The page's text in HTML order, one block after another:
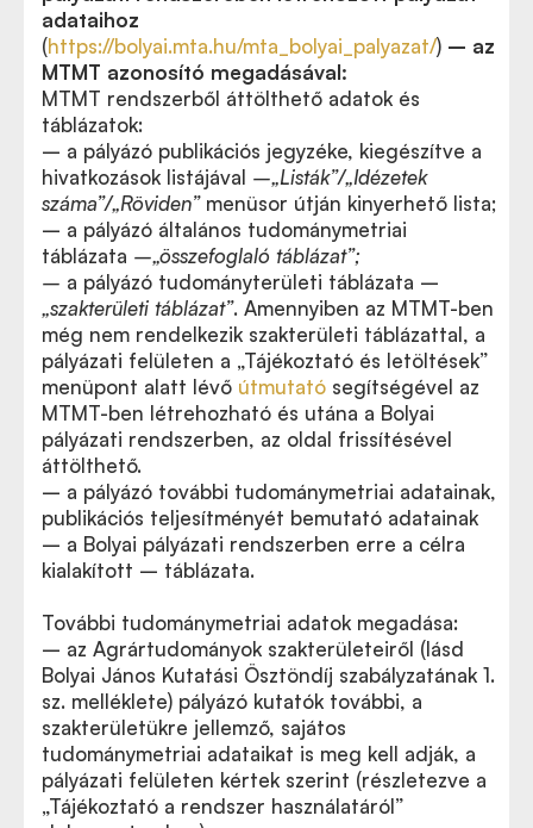
adataihoz
(https://bolyai.mta.hu/mta_bolyai_palyazat/) – az
MTMT azonosító megadásával:
MTMT rendszerből áttölthető adatok és
táblázatok:
– a pályázó publikációs jegyzéke, kiegészítve a
hivatkozások listájával –„Listák”/„Idézetek
száma”/„Röviden”menüsor útján kinyerhető lista;
– a pályázó általános tudománymetriai
táblázata –„összefoglaló táblázat”;
– a pályázó tudományterületi táblázata –
„szakterületi táblázat”. Amennyiben az MTMT-ben
még nem rendelkezik szakterületi táblázattal, a
pályázati felületen a „Tájékoztató és letöltések”
menüpont alatt lévő útmutató segítségével az
MTMT-ben létrehozható és utána a Bolyai
pályázati rendszerben, az oldal frissítésével
áttölthető.
– a pályázó további tudománymetriai adatainak,
publikációs teljesítményét bemutató adatainak
– a Bolyai pályázati rendszerben erre a célra
kialakított – táblázata.
További tudománymetriai adatok megadása:
– az Agrártudományok szakterületeiről (lásd
Bolyai János Kutatási Ösztöndíj szabályzatának 1.
sz. melléklete) pályázó kutatók további, a
szakterületükre jellemző, sajátos
tudománymetriai adataikat is meg kell adják, a
pályázati felületen kértek szerint (részletezve a
„Tájékoztató a rendszer használatáról”